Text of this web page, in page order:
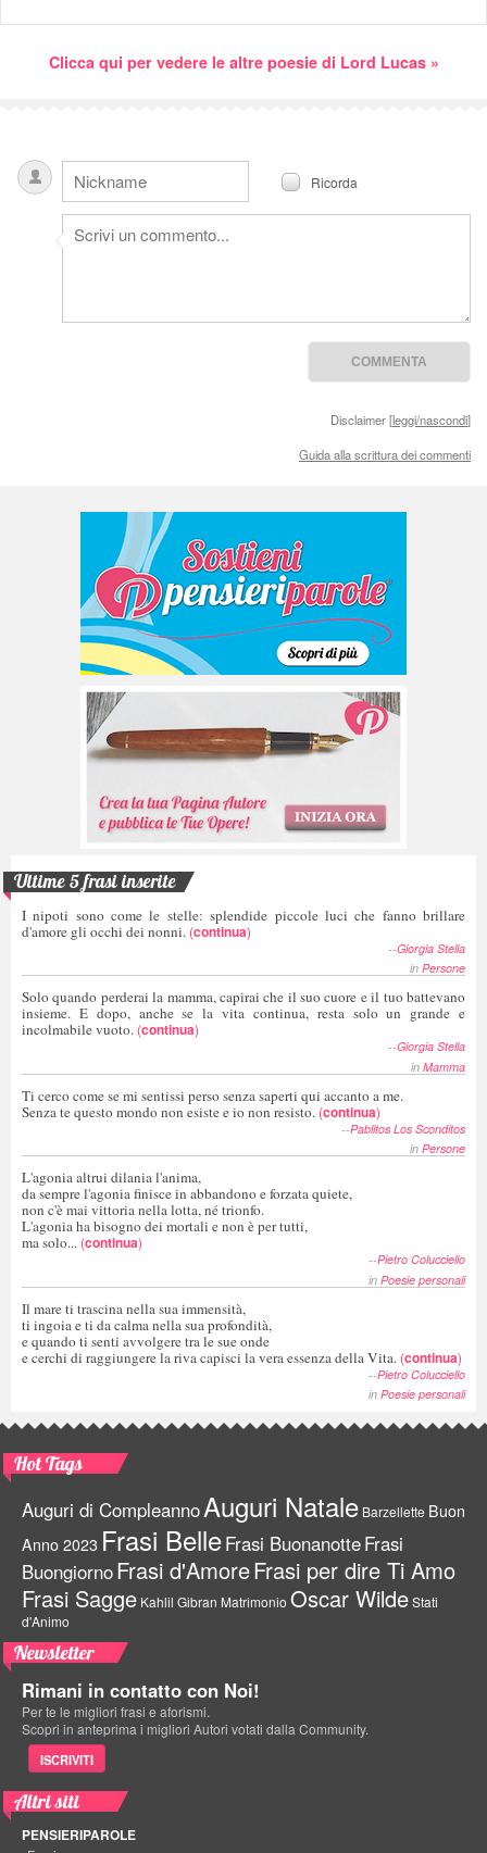
Clicca qui per vedere le altre poesie di Lord Lucas »
Ricorda
Disclaimer [leggi/nascondi]
Guida alla scrittura dei commenti
Ultime 5 frasi inserite
I nipoti sono come le stelle: splendide piccole luci che fanno brillare
d'amore gli occhi dei nonni. (continua)
--Giorgia Stella
in Persone
Solo quando perderai la mamma, capirai che il suo cuore e il tuo battevano
insieme. E dopo, anche se la vita continua, resta solo un grande e
incolmabile vuoto. (continua)
--Giorgia Stella
in Mamma
Ti cerco come se mi sentissi perso senza saperti qui accanto a me.
Senza te questo mondo non esiste e io non resisto. (continua)
--Pablitos Los Sconditos
in Persone
L'agonia altrui dilania l'anima,
da sempre l'agonia finisce in abbandono e forzata quiete,
non c'è mai vittoria nella lotta, né trionfo.
L'agonia ha bisogno dei mortali e non è per tutti,
ma solo... (continua)
--Pietro Colucciello
in Poesie personali
Il mare ti trascina nella sua immensità,
ti ingoia e ti da calma nella sua profondità,
e quando ti senti avvolgere tra le sue onde
e cerchi di raggiungere la riva capisci la vera essenza della Vita. (continua)
--Pietro Colucciello
in Poesie personali
Hot Tags
Auguri di CompleannoAuguri Natale Barzellette Buon
Anno 2023 Frasi BelleFrasi BuonanotteFrasi
BuongiornoFrasi d'AmoreFrasi per dire Ti Amo
Frasi Sagge Kahlil Gibran Matrimonio Oscar WildeStati
d'Animo
Newsletter
Rimani in contatto con Noi!
Per te le migliori frasi e aforismi.
Scopri in anteprima i migliori Autori votati dalla Community.
ISCRIVITI
Altri siti
PENSIERIPAROLE